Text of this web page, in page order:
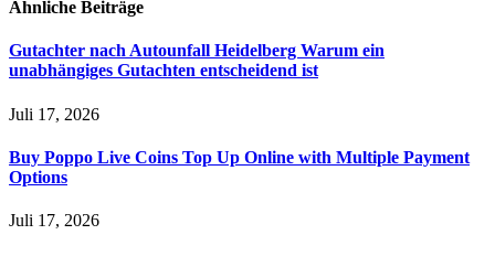
Ähnliche Beiträge
Gutachter nach Autounfall Heidelberg Warum ein
unabhängiges Gutachten entscheidend ist
Juli 17, 2026
Buy Poppo Live Coins Top Up Online with Multiple Payment
Options
Juli 17, 2026